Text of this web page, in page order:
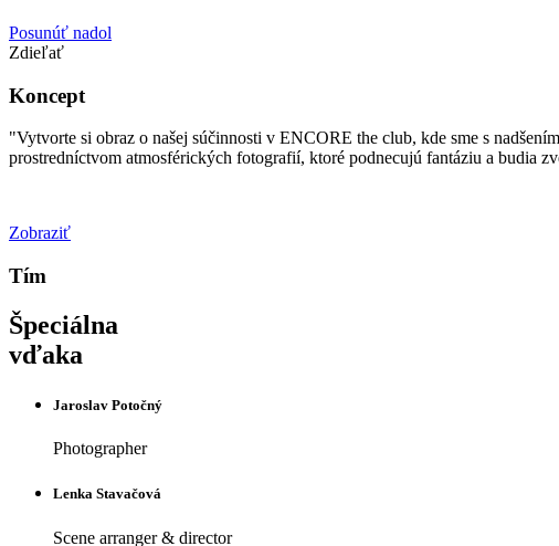
Posunúť nadol
Zdieľať
Koncept
"Vytvorte si obraz o našej súčinnosti v ENCORE the club, kde sme s
prostredníctvom atmosférických fotografií, ktoré podnecujú fantáziu a budia
Zobraziť
Tím
Špeciálna
vďaka
Jaroslav Potočný
Photographer
Lenka Stavačová
Scene arranger & director